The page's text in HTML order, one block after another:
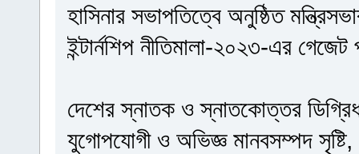
হাসিনার সভাপতিত্বে অনুষ্ঠিত
ইন্টার্নশিপ নীতিমালা-২০২৩-এর
দেশের স্নাতক ও স্নাতকোত্তর
যুগোপযোগী ও অভিজ্ঞ মানবসম্পদ সৃষ্টি,